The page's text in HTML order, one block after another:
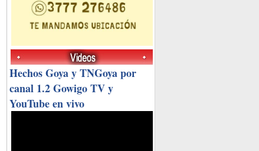
Hechos Goya y TNGoya por
canal 1.2 Gowigo TV y
YouTube en vivo